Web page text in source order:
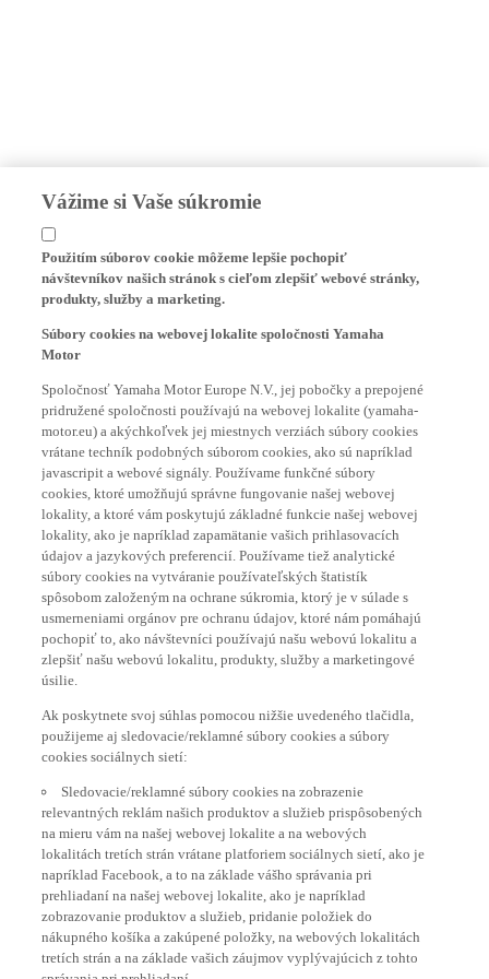
Vážime si Vaše súkromie
Použitím súborov cookie môžeme lepšie pochopiť
návštevníkov našich stránok s cieľom zlepšiť webové stránky,
produkty, služby a marketing.
Motor
pridružené spoločnosti používajú na webovej lokalite (yamaha-
motor.eu) a akýchkoľvek jej miestnych verziách súbory cookies
vrátane techník podobných súborom cookies, ako sú napríklad
javascripit a webové signály. Používame funkčné súbory
cookies, ktoré umožňujú správne fungovanie našej webovej
lokality, a ktoré vám poskytujú základné funkcie našej webovej
lokality, ako je napríklad zapamätanie vašich prihlasovacích
údajov a jazykových preferencií. Používame tiež analytické
súbory cookies na vytváranie používateľských štatistík
spôsobom založeným na ochrane súkromia, ktorý je v súlade s
usmerneniami orgánov pre ochranu údajov, ktoré nám pomáhajú
pochopiť to, ako návštevníci používajú našu webovú lokalitu a
zlepšiť našu webovú lokalitu, produkty, služby a marketingové
úsilie.
použijeme aj sledovacie/reklamné súbory cookies a súbory
cookies sociálnych sietí:
relevantných reklám našich produktov a služieb prispôsobených
na mieru vám na našej webovej lokalite a na webových
lokalitách tretích strán vrátane platforiem sociálnych sietí, ako je
napríklad Facebook, a to na základe vášho správania pri
prehliadaní na našej webovej lokalite, ako je napríklad
zobrazovanie produktov a služieb, pridanie položiek do
nákupného košíka a zakúpené položky, na webových lokalitách
tretích strán a na základe vašich záujmov vyplývajúcich z tohto
správania pri prehliadaní.